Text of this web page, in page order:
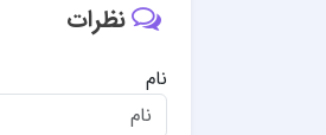
نظرات
نام